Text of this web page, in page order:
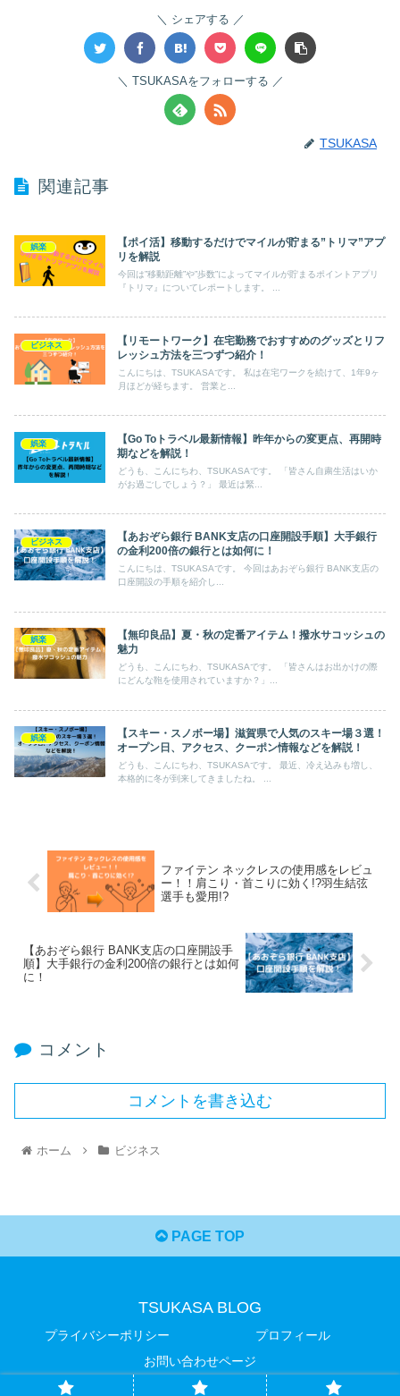
シェアする
TSUKASAをフォローする
TSUKASA
関連記事
娯楽
【ポイ活】移動するだけでマイルが貯まる”トリマ”アプ
リを解説
今回は”移動距離”や”歩数”によってマイルが貯まるポイントアプリ
『トリマ』についてレポートします。 ...
ビジネス
【リモートワーク】在宅勤務でおすすめのグッズとリフ
レッシュ方法を三つずつ紹介！
こんにちは、TSUKASAです。 私は在宅ワークを続けて、1年9ヶ
月ほどが経ちます。 営業と...
娯楽
【Go Toトラベル最新情報】昨年からの変更点、再開時
期などを解説！
どうも、こんにちわ、TSUKASAです。 「皆さん自粛生活はいか
がお過ごしでしょう？」 最近は緊...
ビジネス
【あおぞら銀行 BANK支店の口座開設手順】大手銀行
の金利200倍の銀行とは如何に！
こんにちは、TSUKASAです。 今回はあおぞら銀行 BANK支店の
口座開設の手順を紹介し...
娯楽
【無印良品】夏・秋の定番アイテム！撥水サコッシュの
魅力
どうも、こんにちわ、TSUKASAです。 「皆さんはお出かけの際
にどんな鞄を使用されていますか？」...
娯楽
【スキー・スノボー場】滋賀県で人気のスキー場３選！
オープン日、アクセス、クーポン情報などを解説！
どうも、こんにちわ、TSUKASAです。 最近、冷え込みも増し、
本格的に冬が到来してきましたね。 ...
ファイテン ネックレスの使用感をレビュ
ー！！肩こり・首こりに効く!?羽生結弦
選手も愛用!?
【あおぞら銀行 BANK支店の口座開設手
順】大手銀行の金利200倍の銀行とは如何
に！
コメント
コメントを書き込む
ホーム ビジネス
PAGE TOP
TSUKASA BLOG
プライバシーポリシー
プロフィール
お問い合わせページ
© 2021 TSUKASA BLOG.